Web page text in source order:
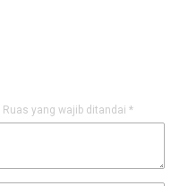
Ruas yang wajib ditandai *